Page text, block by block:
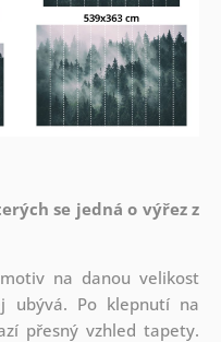
se jedná o výřez z
na danou velikost
ubývá. Po klepnutí na
přesný vzhled tapety.